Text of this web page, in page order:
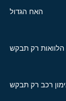
האח הגדול
הלוואות רק תבקש
רכב רק תבקש